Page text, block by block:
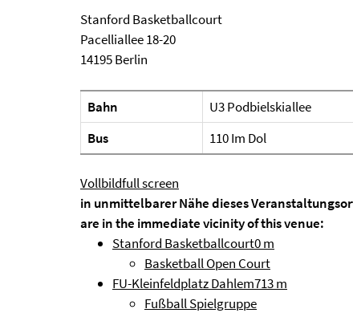
Stanford Basketballcourt
Pacelliallee 18-20
14195 Berlin
Bahn
U3 Podbielskiallee
Bus
110 Im Dol
Vollbildfull screen
in unmittelbarer Nähe dieses
are in the immediate vicinity of this venue:
Stanford Basketballcourt0 m
Basketball Open Court
FU-Kleinfeldplatz Dahlem713 m
Fußball Spielgruppe